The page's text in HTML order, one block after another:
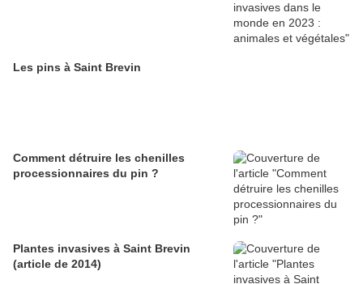
Les pins à Saint Brevin
Comment détruire les chenilles
processionnaires du pin ?
Plantes invasives à Saint Brevin
(article de 2014)